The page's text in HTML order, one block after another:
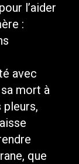
l’aider
:
avec
mort à
que